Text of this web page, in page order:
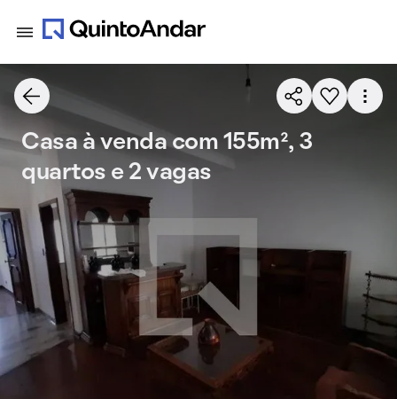
Casa à venda com 155m², 3
quartos e 2 vagas